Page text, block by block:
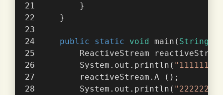
        }
    }
public static void main ( String
ReactiveStream
        System.out.println(
"111111"
        reactiveStream.A ();
        System.out.println(
"222222"